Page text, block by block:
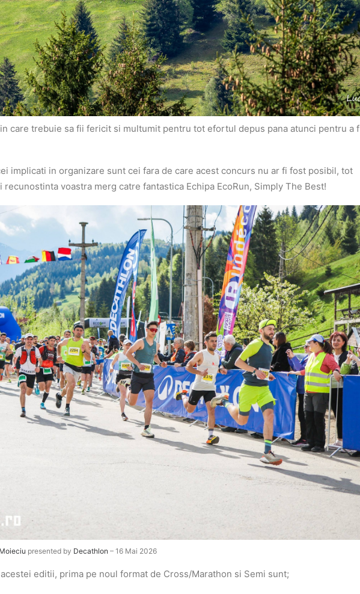
care trebuie sa fii fericit si multumit pentru tot efortul depus pana atunci pentru a
implicati in organizare sunt cei fara de care acest concurs nu ar fi fost posibil, tot
voastra merg catre fantastica Echipa EcoRun, Simply The Best!
presented by Decathlon – 16 Mai 2026
editii, prima pe noul format de Cross/Marathon si Semi sunt;